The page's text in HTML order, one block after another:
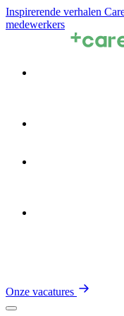
Inspirerende verhalen
medewerkers
Onze vacatures